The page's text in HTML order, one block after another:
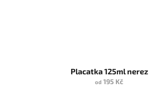
Placatka 125ml nerez
od 195 Kč